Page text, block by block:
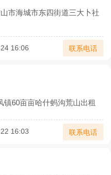
市海城市东四街道三大卜社
16:06 联系电话
60亩亩哈什蚂沟荒山出租
16:03 联系电话